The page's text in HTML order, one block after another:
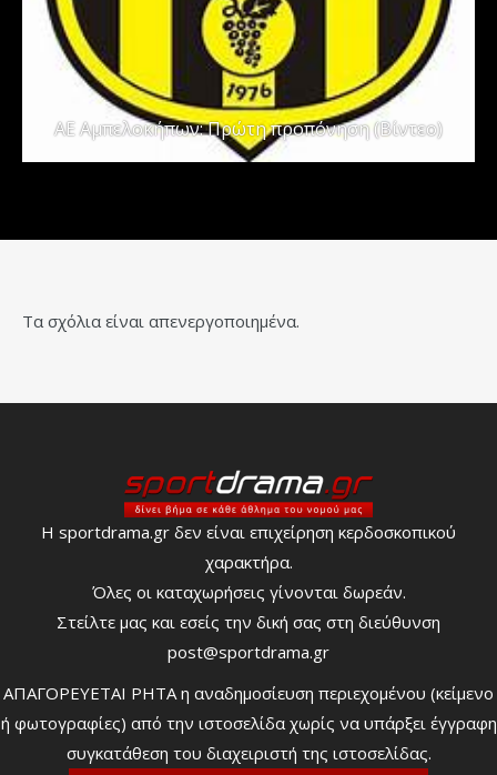
ΑΕ Αμπελοκήπων: Πρώτη προπόνηση (Βίντεο)
Τα σχόλια είναι απενεργοποιημένα.
Η sportdrama.gr δεν είναι επιχείρηση κερδοσκοπικού
χαρακτήρα.
Όλες οι καταχωρήσεις γίνονται δωρεάν.
Στείλτε μας και εσείς την δική σας στη διεύθυνση
post@sportdrama.gr
ΑΠΑΓΟΡΕΥΕΤΑΙ ΡΗΤΑ η αναδημοσίευση περιεχομένου (κείμενο
ή φωτογραφίες) από την ιστοσελίδα χωρίς να υπάρξει έγγραφη
συγκατάθεση του διαχειριστή της ιστοσελίδας.